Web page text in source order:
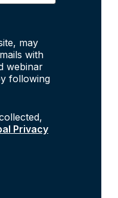
may
with
webinar
following
Privacy